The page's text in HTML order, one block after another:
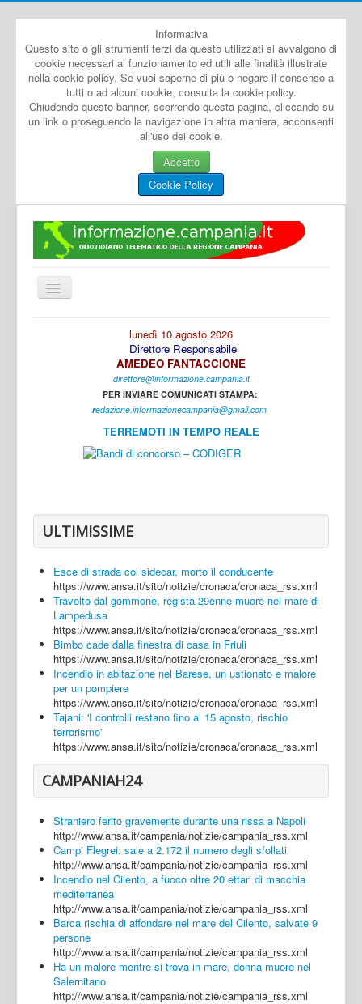
Informativa
Questo sito o gli strumenti terzi da questo utilizzati si avvalgono di
cookie necessari al funzionamento ed utili alle finalità illustrate
nella cookie policy. Se vuoi saperne di più o negare il consenso a
tutti o ad alcuni cookie, consulta la cookie policy.
Chiudendo questo banner, scorrendo questa pagina, cliccando su
un link o proseguendo la navigazione in altra maniera, acconsenti
all'uso dei cookie.
Accetto
Cookie Policy
Cambia
navigazione
Caserta
Napoli
Salerno
Login
lunedì 10 agosto 2026
Direttore Responsabile
AMEDEO FANTACCIONE
direttore@informazione.campania.it
PER INVIARE COMUNICATI STAMPA:
redazione.informazionecampania@gmail.com
TERREMOTI IN TEMPO REALE
ULTIMISSIME
Esce di strada col sidecar, morto il conducente
https://www.ansa.it/sito/notizie/cronaca/cronaca_rss.xml
Travolto dal gommone, regista 29enne muore nel mare di
Lampedusa
https://www.ansa.it/sito/notizie/cronaca/cronaca_rss.xml
Bimbo cade dalla finestra di casa in Friuli
https://www.ansa.it/sito/notizie/cronaca/cronaca_rss.xml
Incendio in abitazione nel Barese, un ustionato e malore
per un pompiere
https://www.ansa.it/sito/notizie/cronaca/cronaca_rss.xml
Tajani: 'I controlli restano fino al 15 agosto, rischio
terrorismo'
https://www.ansa.it/sito/notizie/cronaca/cronaca_rss.xml
CAMPANIAH24
Straniero ferito gravemente durante una rissa a Napoli
http://www.ansa.it/campania/notizie/campania_rss.xml
Campi Flegrei: sale a 2.172 il numero degli sfollati
http://www.ansa.it/campania/notizie/campania_rss.xml
Incendio nel Cilento, a fuoco oltre 20 ettari di macchia
mediterranea
http://www.ansa.it/campania/notizie/campania_rss.xml
Barca rischia di affondare nel mare del Cilento, salvate 9
persone
http://www.ansa.it/campania/notizie/campania_rss.xml
Ha un malore mentre si trova in mare, donna muore nel
Salernitano
http://www.ansa.it/campania/notizie/campania_rss.xml